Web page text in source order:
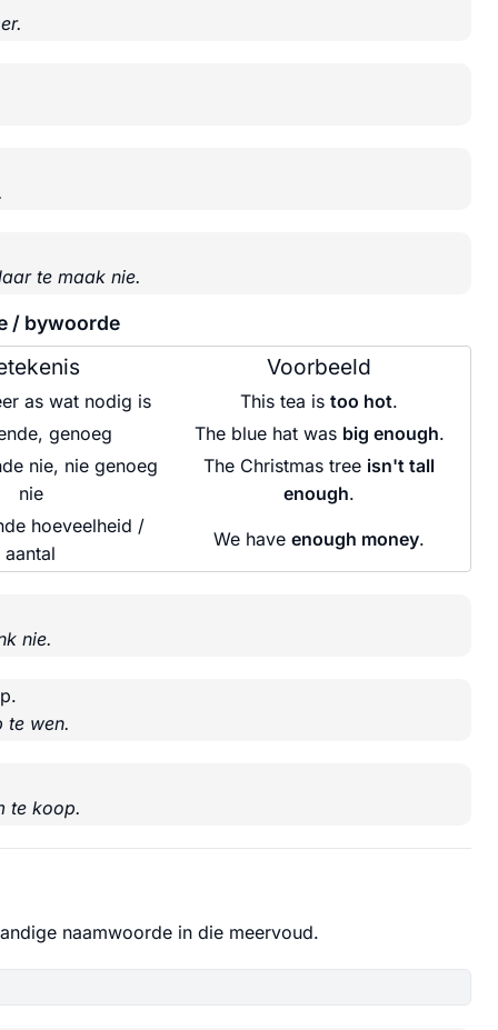
te maak nie.
/ bywoorde
Voorbeeld
as wat nodig is This tea is too hot.
genoeg
The blue hat was big enough.
nie, nie genoeg
nie
The Christmas tree isn't tall
enough.
hoeveelheid /
aantal
We have enough money.
nie.
te wen.
te koop.
naamwoorde in die meervoud.